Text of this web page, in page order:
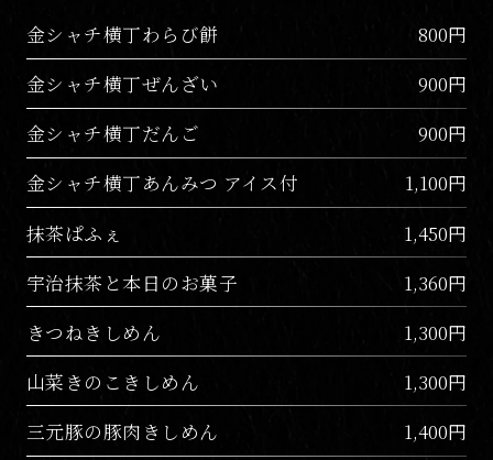
金シャチ横丁わらび餅
800円
金シャチ横丁ぜんざい
900円
金シャチ横丁だんご
900円
金シャチ横丁あんみつ アイス付
1,100円
抹茶ぱふぇ
1,450円
宇治抹茶と本日のお菓子
1,360円
きつねきしめん
1,300円
山菜きのこきしめん
1,300円
三元豚の豚肉きしめん
1,400円